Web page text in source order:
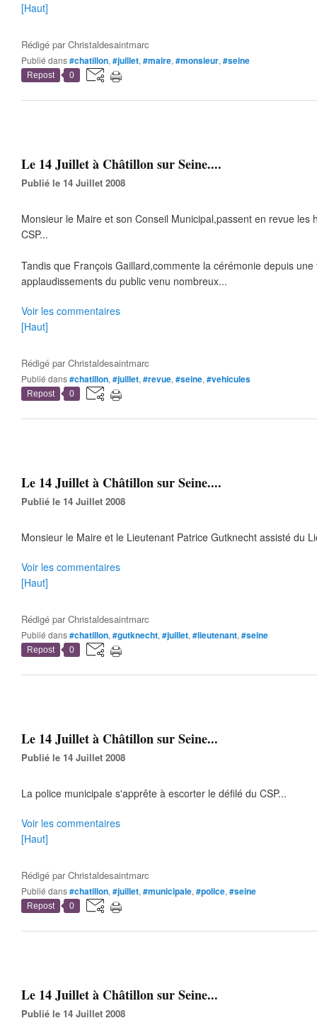
[Haut]
Rédigé parChristaldesaintmarc
Publié dans#chatillon, #juillet, #maire, #monsieur, #seine
Repost 0
Le 14 Juillet à Châtillon sur Seine....
Publié le 14 Juillet 2008
Monsieur le Maire et son Conseil Municipal,passent en revue les
CSP...
Tandis que François Gaillard,commente la cérémonie depuis
applaudissements du public venu nombreux...
Voir les commentaires
[Haut]
Rédigé parChristaldesaintmarc
Publié dans#chatillon, #juillet, #revue, #seine, #vehicules
Repost 0
Le 14 Juillet à Châtillon sur Seine....
Publié le 14 Juillet 2008
Monsieur le Maire et le Lieutenant Patrice Gutknecht assisté du
Voir les commentaires
[Haut]
Rédigé parChristaldesaintmarc
Publié dans#chatillon, #gutknecht, #juillet, #lieutenant, #seine
Repost 0
Le 14 Juillet à Châtillon sur Seine...
Publié le 14 Juillet 2008
La police municipale s'apprête à escorter le défilé du CSP...
Voir les commentaires
[Haut]
Rédigé parChristaldesaintmarc
Publié dans#chatillon, #juillet, #municipale, #police, #seine
Repost 0
Le 14 Juillet à Châtillon sur Seine...
Publié le 14 Juillet 2008